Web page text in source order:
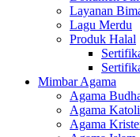
Layanan
Lagu Merdu
Produk Halal
Mimbar Agama
Agama
Agama
Agama